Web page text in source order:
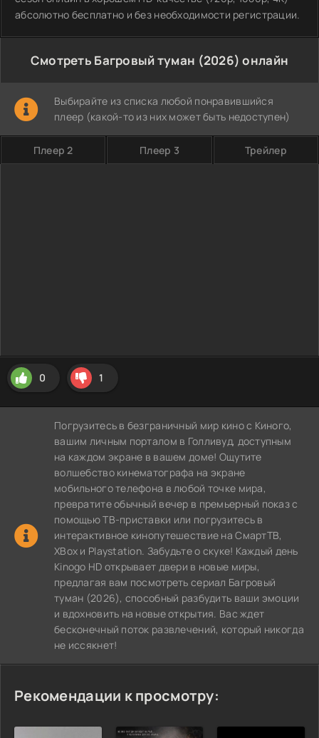
абсолютно бесплатно и без необходимости регистрации.
Смотреть Багровый туман (2026) онлайн
Выбирайте из списка любой понравившийся
плеер (какой-то из них может быть недоступен)
Плеер 2 Плеер 3 Трейлер
0 1
Погрузитесь в безграничный мир кино с Киного,
вашим личным порталом в Голливуд, доступным
на каждом экране в вашем доме! Ощутите
волшебство кинематографа на экране
мобильного телефона в любой точке мира,
превратите обычный вечер в премьерный показ с
помощью ТВ-приставки или погрузитесь в
интерактивное кинопутешествие на СмартТВ,
XBox и Playstation. Забудьте о скуке! Каждый день
Kinogo HD открывает двери в новые миры,
предлагая вам посмотреть сериал Багровый
туман (2026), способный разбудить ваши эмоции
и вдохновить на новые открытия. Вас ждет
бесконечный поток развлечений, который никогда
не иссякнет!
Рекомендации к просмотру: